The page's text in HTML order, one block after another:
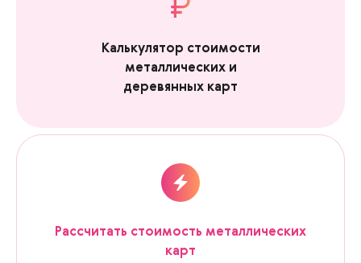
Калькулятор стоимости
металлических и
деревянных карт
Рассчитать стоимость металлических
карт